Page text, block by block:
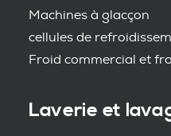
Machines à glacçon
cellules de
Froid commercial et
Laverie et